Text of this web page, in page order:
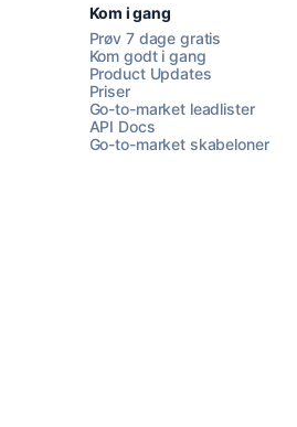
Kom i gang
Prøv 7 dage gratis
Kom godt i gang
Product Updates
Priser
Go-to-market leadlister
API Docs
Go-to-market skabeloner